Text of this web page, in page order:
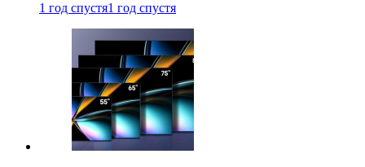
1 год спустя1 год спустя